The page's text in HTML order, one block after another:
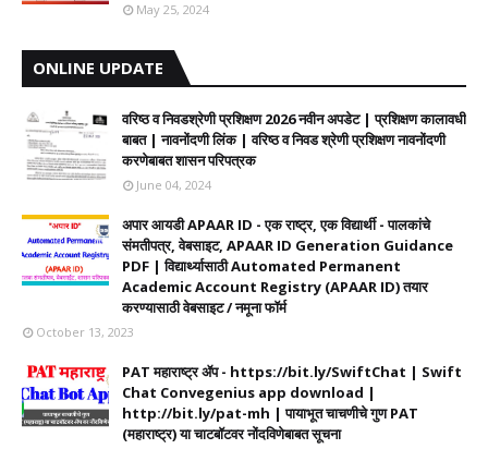
May 25, 2024
ONLINE UPDATE
वरिष्ठ व निवडश्रेणी प्रशिक्षण 2026 नवीन अपडेट | प्रशिक्षण कालावधी‌
बाबत | नावनोंदणी लिंक | वरिष्ठ व निवड श्रेणी प्रशिक्षण नावनोंदणी
करणेबाबत शासन परिपत्रक
June 04, 2024
अपार आयडी APAAR ID - एक राष्ट्र, एक विद्यार्थी - पालकांचे
संमतीपत्र, वेबसाइट, APAAR ID Generation Guidance
PDF | विद्यार्थ्यासाठी Automated Permanent
Academic Account Registry (APAAR ID) तयार
करण्यासाठी वेबसाइट / नमूना फॉर्म
October 13, 2023
PAT महाराष्ट्र ॲप - https://bit.ly/SwiftChat | Swift
Chat Convegenius app download |
http://bit.ly/pat-mh | पायाभूत चाचणीचे गुण PAT
(महाराष्ट्र) या चाटबॉटवर नोंदविणेबाबत सूचना